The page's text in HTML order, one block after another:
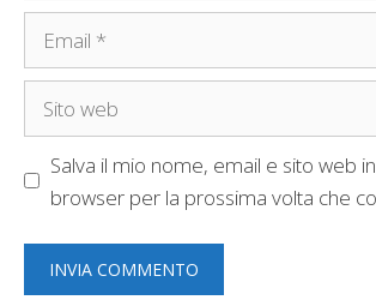
Salva il mio nome, email e sito web
browser per la prossima volta che